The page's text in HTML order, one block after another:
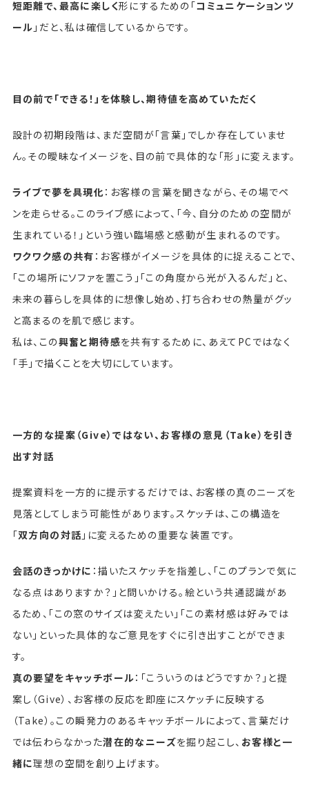
短距離で、最高に楽しく形にするための「コミュニケーションツ
ール 」だと、私は確信しているからです。
目の前で「できる！」を体験し、期待値を高めていただく
設計の初期段階は、まだ空間が「言葉」でしか存在していませ
ん。その曖昧なイメージを、目の前で具体的な「形」に変えます。
ライブで夢を具現化：お客様の言葉を聞きながら、その場でペ
ンを走らせる。このライブ感によって、「今、自分のための空間が
生まれている！」という強い臨場感と感動が生まれるのです。
ワクワク感の共有 ：お客様がイメージを具体的に捉えることで、
「この場所にソファを置こう」「この角度から光が入るんだ」と、
未来の暮らしを具体的に想像し始め、打ち合わせの熱量がグッ
と高まるのを肌で感じます。
私は、この興奮と期待感を共有するために、あえてPCではなく
「手」で描くことを大切にしています。
一方的な提案（Give）ではない、お客様の意見（Take）を引き
出す対話
提案資料を一方的に提示するだけでは、お客様の真のニーズを
見落としてしまう可能性があります。スケッチは、この構造を
「双方向の対話 」に変えるための重要な装置です。
会話のきっかけに ：描いたスケッチを指差し、「このプランで気に
なる点はありますか？」と問いかける。絵という共通認識があ
るため、「この窓のサイズは変えたい」「この素材感は好みでは
ない」といった具体的なご意見をすぐに引き出すことができま
す。
真の要望をキャッチボール：「こういうのはどうですか？」と提
案し（Give）、お客様の反応を即座にスケッチに反映する
（Take）。この瞬発力のあるキャッチボールによって、言葉だけ
では伝わらなかった潜在的なニーズを掘り起こし、 お客様と一
緒に理想の空間を創り上げます。